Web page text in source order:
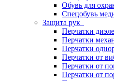
Обувь для
Спецобувь
Защита рук
Перчатки
Перчатки
Перчатки
Перчатки от
Перчатки от
Перчатки от